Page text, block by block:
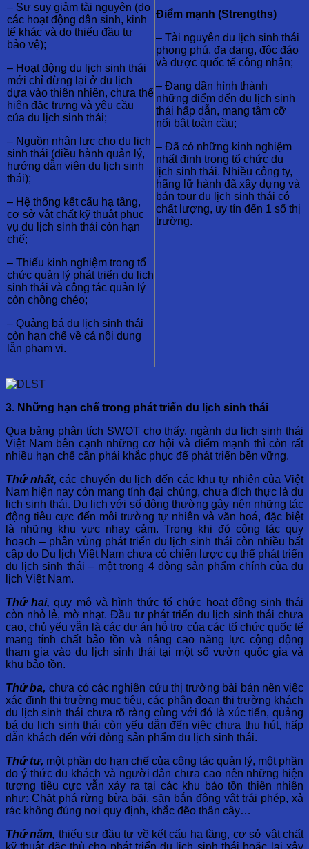
– Sự suy giảm tài nguyên (do
các hoạt động dân sinh, kinh
tế khác và do thiếu đầu tư
bảo vệ);
– Hoạt động du lịch sinh thái
mới chỉ dừng lại ở du lịch
dựa vào thiên nhiên, chưa thể
hiện đặc trưng và yêu cầu
của du lịch sinh thái;
– Nguồn nhân lực cho du lịch
sinh thái (điều hành quản lý,
hướng dẫn viên du lịch sinh
thái);
– Hệ thống kết cấu hạ tầng,
cơ sở vật chất kỹ thuật phục
vụ du lịch sinh thái còn hạn
chế;
– Thiếu kinh nghiệm trong tổ
chức quản lý phát triển du lịch
sinh thái và công tác quản lý
còn chồng chéo;
– Quảng bá du lịch sinh thái
còn hạn chế về cả nội dung
lẫn phạm vi.
Điểm mạnh (Strengths)
– Tài nguyên du lịch sinh thái
phong phú, đa dạng, độc đáo
và được quốc tế công nhận;
– Đang dần hình thành
những điểm đến du lịch sinh
thái hấp dẫn, mang tầm cỡ
nổi bật toàn cầu;
– Đã có những kinh nghiệm
nhất định trong tổ chức du
lịch sinh thái. Nhiều công ty,
hãng lữ hành đã xây dựng và
bán tour du lịch sinh thái có
chất lượng, uy tín đến 1 số thị
trường.
3. Những hạn chế trong phát triển du lịch sinh thái
Qua bảng phân tích SWOT cho thấy, ngành du lịch sinh thái
Việt Nam bên cạnh những cơ hội và điểm mạnh thì còn rất
nhiều hạn chế cần phải khắc phục để phát triển bền vững.
Thứ nhất, các chuyến du lịch đến các khu tự nhiên của Việt
Nam hiện nay còn mang tính đại chúng, chưa đích thực là du
lịch sinh thái. Du lịch với số đông thường gây nên những tác
động tiêu cực đến môi trường tự nhiên và văn hoá, đặc biệt
là những khu vực nhạy cảm. Trong khi đó công tác quy
hoạch – phân vùng phát triển du lịch sinh thái còn nhiều bất
cập do Du lịch Việt Nam chưa có chiến lược cụ thể phát triển
du lịch sinh thái – một trong 4 dòng sản phẩm chính của du
lịch Việt Nam.
Thứ hai, quy mô và hình thức tổ chức hoạt động sinh thái
còn nhỏ lẻ, mờ nhạt. Đầu tư phát triển du lịch sinh thái chưa
cao, chủ yếu vẫn là các dự án hỗ trợ của các tổ chức quốc tế
mang tính chất bảo tồn và nâng cao năng lực cộng động
tham gia vào du lịch sinh thái tại một số vườn quốc gia và
khu bảo tồn.
Thứ ba, chưa có các nghiên cứu thị trường bài bản nên việc
xác định thị trường mục tiêu, các phân đoạn thị trường khách
du lịch sinh thái chưa rõ ràng cùng với đó là xúc tiến, quảng
bá du lịch sinh thái còn yếu dẫn đến việc chưa thu hút, hấp
dẫn khách đến với dòng sản phẩm du lịch sinh thái.
Thứ tư, một phần do hạn chế của công tác quản lý, một phần
do ý thức du khách và người dân chưa cao nên những hiện
tượng tiêu cực vẫn xảy ra tại các khu bảo tồn thiên nhiên
như: Chặt phá rừng bừa bãi, săn bắn động vật trái phép, xả
rác không đúng nơi quy định, khắc đẽo thân cây…
Thứ năm, thiếu sự đầu tư về kết cấu hạ tầng, cơ sở vật chất
kỹ thuật đặc thù cho phát triển du lịch sinh thái hoặc lại xây